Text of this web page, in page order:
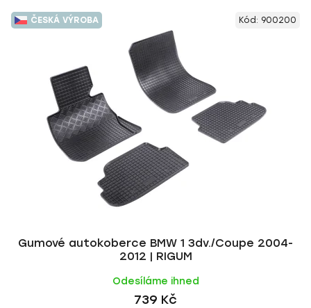
ČESKÁ VÝROBA
Gumové autokoberce BMW 1 3dv./Coupe 2004-
2012 | RIGUM
Odesíláme ihned
739 Kč
Kód: 900200